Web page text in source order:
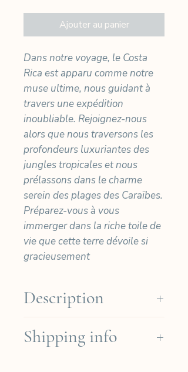
Ajouter au panier
Dans notre voyage, le Costa
Rica est apparu comme notre
muse ultime, nous guidant à
travers une expédition
inoubliable. Rejoignez-nous
alors que nous traversons les
profondeurs luxuriantes des
jungles tropicales et nous
prélassons dans le charme
serein des plages des Caraïbes.
Préparez-vous à vous
immerger dans la riche toile de
vie que cette terre dévoile si
gracieusement
Description
à la main sur du papier Arches
Shipping info